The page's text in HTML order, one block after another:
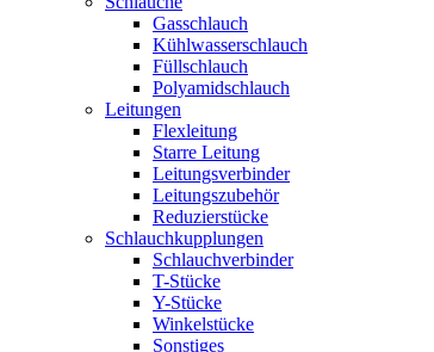
Gasschlauch
Kühlwasserschlauch
Füllschlauch
Polyamidschlauch
Leitungen
Flexleitung
Starre Leitung
Leitungsverbinder
Leitungszubehör
Reduzierstücke
Schlauchkupplungen
Schlauchverbinder
T-Stücke
Y-Stücke
Winkelstücke
Sonstiges